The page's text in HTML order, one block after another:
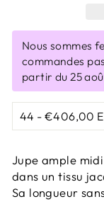
Nous sommes
commandes
partir du 25
Jupe ample
dans un tissu
Sa longueur